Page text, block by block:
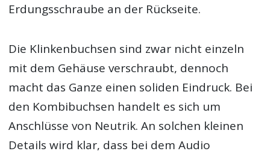
Erdungsschraube an der Rückseite.
Die Klinkenbuchsen sind zwar nicht einzeln
mit dem Gehäuse verschraubt, dennoch
macht das Ganze einen soliden Eindruck. Bei
den Kombibuchsen handelt es sich um
Anschlüsse von Neutrik. An solchen kleinen
Details wird klar, dass bei dem Audio